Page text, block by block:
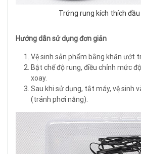
Trứng rung kích thích đầu
Hướng dẫn sử dụng đơn giản
Vệ sinh sản phẩm bằng khăn ướt
Bật chế độ rung, điều chỉnh mức
xoay.
Sau khi sử dụng, tắt máy, vệ sinh
(tránh phơi nắng).